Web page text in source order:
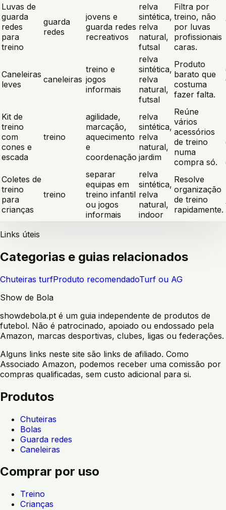
Luvas de
guarda
redes
para
treino
guarda
redes
jovens e
guarda redes
recreativos
relva
sintética,
relva
natural,
futsal
Filtra por
treino, não
por luvas
profissionais
caras.
Caneleiras
leves
caneleiras
treino e
jogos
informais
relva
sintética,
relva
natural,
futsal
Produto
barato que
costuma
fazer falta.
Kit de
treino
com
cones e
escada
treino
agilidade,
marcação,
aquecimento
e
coordenação
relva
sintética,
relva
natural,
jardim
Reúne
vários
acessórios
de treino
numa
compra só.
Coletes de
treino
para
crianças
treino
separar
equipas em
treino infantil
ou jogos
informais
relva
sintética,
relva
natural,
indoor
Resolve
organização
de treino
rapidamente.
Links úteis
Categorias e guias relacionados
Chuteiras turfProduto recomendadoTurf ou AG
Show de Bola
showdebola.pt é um guia independente de produtos de
futebol. Não é patrocinado, apoiado ou endossado pela
Amazon, marcas desportivas, clubes, ligas ou federações.
Alguns links neste site são links de afiliado. Como
Associado Amazon, podemos receber uma comissão por
compras qualificadas, sem custo adicional para si.
Produtos
Chuteiras
Bolas
Guarda redes
Caneleiras
Comprar por uso
Treino
Crianças